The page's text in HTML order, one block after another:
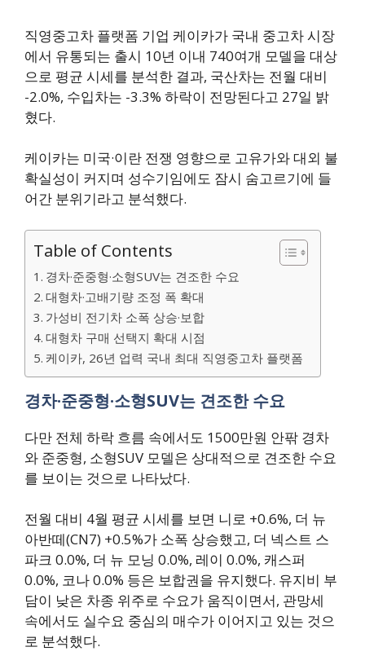
직영중고차 플랫폼 기업 케이카가 국내 중고차 시장
에서 유통되는 출시 10년 이내 740여개 모델을 대상
으로 평균 시세를 분석한 결과, 국산차는 전월 대비
-2.0%, 수입차는 -3.3% 하락이 전망된다고 27일 밝
혔다.
케이카는 미국·이란 전쟁 영향으로 고유가와 대외 불
확실성이 커지며 성수기임에도 잠시 숨고르기에 들
어간 분위기라고 분석했다.
Table of Contents
경차·준중형·소형SUV는 견조한 수요
대형차·고배기량 조정 폭 확대
가성비 전기차 소폭 상승·보합
대형차 구매 선택지 확대 시점
케이카, 26년 업력 국내 최대 직영중고차 플랫폼
경차·준중형·소형SUV는 견조한 수요
다만 전체 하락 흐름 속에서도 1500만원 안팎 경차
와 준중형, 소형SUV 모델은 상대적으로 견조한 수요
를 보이는 것으로 나타났다.
전월 대비 4월 평균 시세를 보면 니로 +0.6%, 더 뉴
아반떼(CN7) +0.5%가 소폭 상승했고, 더 넥스트 스
파크 0.0%, 더 뉴 모닝 0.0%, 레이 0.0%, 캐스퍼
0.0%, 코나 0.0% 등은 보합권을 유지했다. 유지비 부
담이 낮은 차종 위주로 수요가 움직이면서, 관망세
속에서도 실수요 중심의 매수가 이어지고 있는 것으
로 분석했다.